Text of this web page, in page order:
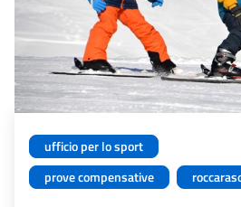
ufficio per lo sport
prove compensative